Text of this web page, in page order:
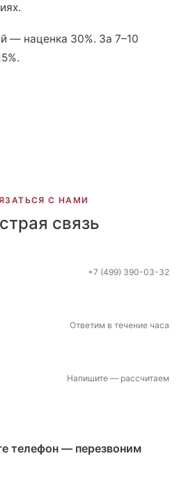
— наценка 30%. За 7–10
С НАМИ
связь
+7 (499) 390-03-32
Ответим в течение часа
Напишите — рассчитаем
телефон — перезвоним